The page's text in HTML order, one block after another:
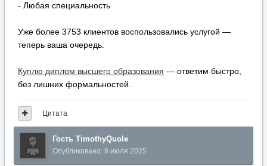
- Любая специальность
Уже более 3753 клиентов воспользовались услугой —
теперь ваша очередь.
Куплю диплом высшего образования — ответим быстро,
без лишних формальностей.
Цитата
Гость TimothyQuole
Опубликовано: 8 июля 2025